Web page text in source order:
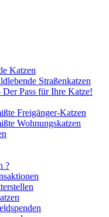
Katzen
Straßenkatzen
Pass für Ihre Katze!
Freigänger-Katzen
Wohnungskatzen
?